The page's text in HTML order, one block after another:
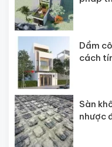
Dầm
cách
Sàn
nhược